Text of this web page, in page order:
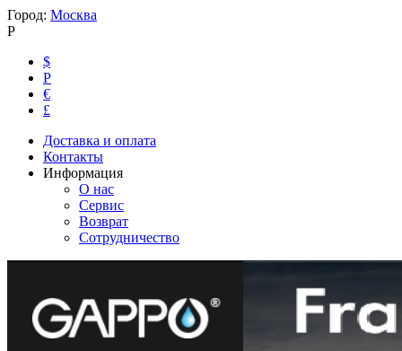
Город: Москва
Р
$
Р
€
£
Доставка и оплата
Контакты
Информация
О нас
Сервис
Возврат
Сотрудничество